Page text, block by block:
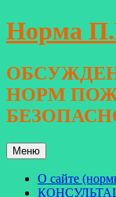
Перейти
к
Норма
НОРМ
Меню
О сайте